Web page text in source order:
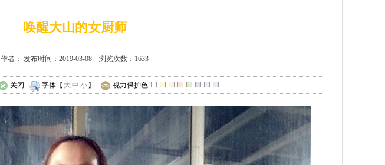
唤醒大山的女厨师
作者： 发布时间：2019-03-08 浏览次数：1633
关闭 字体【 大 中 小 】 视力保护色